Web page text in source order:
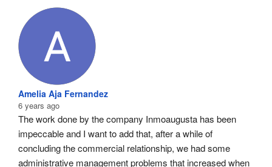
Amelia Aja Fernandez
6 years ago
The work done by the company Inmoaugusta has been
impeccable and I want to add that, after a while of
concluding the commercial relationship, we had some
administrative management problems that increased when